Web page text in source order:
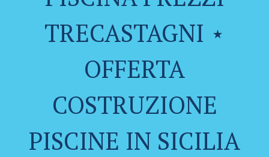
TRECASTAGNI ⋆
OFFERTA
COSTRUZIONE
PISCINE IN SICILIA